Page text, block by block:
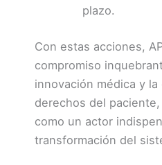
plazo.
Con estas acciones,
compromiso
innovación médica y
derechos del
como un actor
transformación del